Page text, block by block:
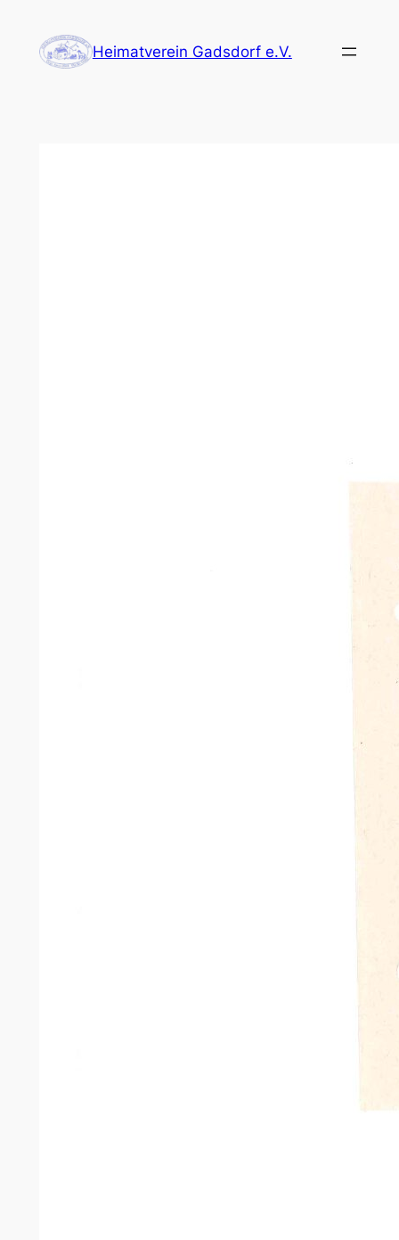
Inhalt
springen
Heimatverein Gadsdorf e.V.